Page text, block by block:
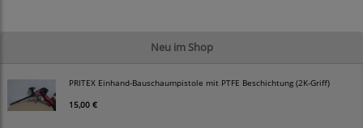
Neu im Shop
PRITEX Einhand-Bauschaumpistole mit PTFE Beschichtung (2K-Griff)
15,00 €